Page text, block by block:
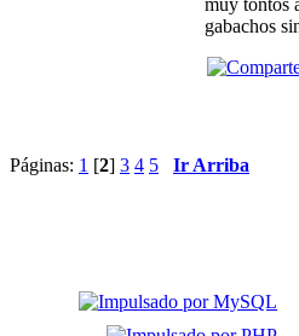
gabachos
Páginas: 1 [2] 3 4 5 Ir Arriba